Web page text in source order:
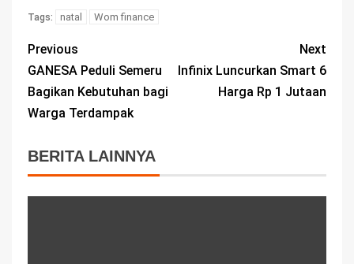
Tags: natal Wom finance
Previous
GANESA Peduli Semeru
Bagikan Kebutuhan bagi
Warga Terdampak
Next
Infinix Luncurkan Smart 6
Harga Rp 1 Jutaan
BERITA LAINNYA